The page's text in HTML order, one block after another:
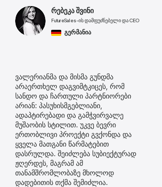
რებეკა შვინი
FutureSales-ის დამფუძნებელი და CEO
გერმანია
ვალერიანმა და მისმა გუნდმა
არაერთხელ დაგვიმტკიცეს, რომ
სანდო და ჩართული პარტნიორები
არიან: პასუხისმგებლიანი,
ადაპტირებადი და გამჭვირვალე
მუშაობის სტილით. უკვე ბევრი
ერთობლივი პროექტი გვქონდა და
ყველა მათგანი წარმატებით
დასრულდა. შეიძლება სუბიექტურად
ჟღერდეს, მაგრამ ამ
თანამშრომლობაზე მხოლოდ
დადებითის თქმა შემიძლია.